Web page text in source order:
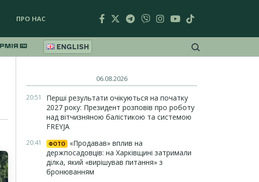
ПРО НАС
ENGLISH
06.08.2026
20:51
Перші результати очікуються на початку
2027 року: Президент розповів про роботу
над вітчизняною балістикою та системою
FREYJA
20:41 ФОТО
«Продавав» вплив на
держпосадовців: на Харківщині затримали
ділка, який «вирішував питання» з
бронюванням